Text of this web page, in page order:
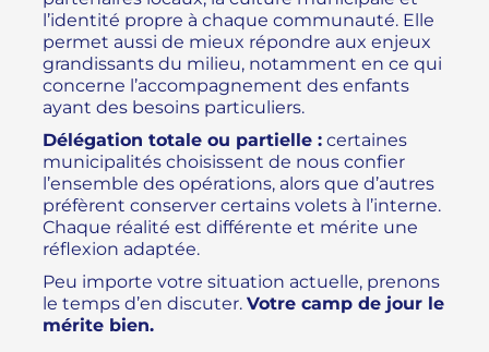
l’identité propre à chaque communauté. Elle
permet aussi de mieux répondre aux enjeux
grandissants du milieu, notamment en ce qui
concerne l’accompagnement des enfants
ayant des besoins particuliers.
Délégation totale ou partielle :certaines
municipalités choisissent de nous confier
l’ensemble des opérations, alors que d’autres
préfèrent conserver certains volets à l’interne.
Chaque réalité est différente et mérite une
réflexion adaptée.
Peu importe votre situation actuelle, prenons
le temps d’en discuter. Votre camp de jour le
mérite bien.